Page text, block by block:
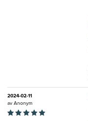
2024-02-11
av Anonym